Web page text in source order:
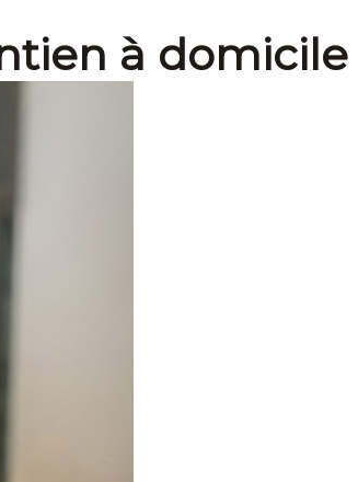
à domicile